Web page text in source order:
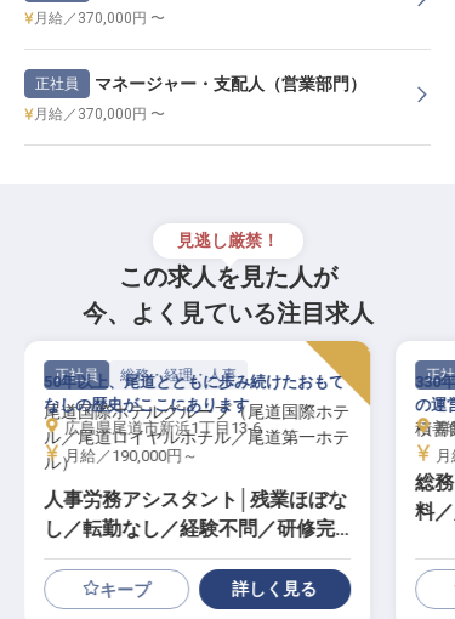
月給／370,000円 〜
正社員 マネージャー・支配人（営業部門）
月給／370,000円 〜
見逃し厳禁！
この求人を見た人が
今、よく見ている注目求人
正社員 総務・経理・人事
尾道国際ホテルグループ（尾道国際ホテ
ル／尾道ロイヤルホテル／尾道第一ホテ
ル）
人事労務アシスタント│残業ほぼな
し／転勤なし／経験不問／研修完
備
50年以上、尾道とともに歩み続けたおもて
なしの歴史がここにあります
広島県尾道市新浜1丁目13-6
月給／190,000円～
キープ 詳しく見る
正社
積善
総
料
330
の運
群